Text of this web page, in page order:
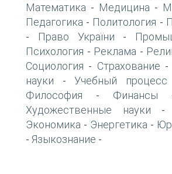
Математика - Медицина -
Педагогика - Политология -
- Право України -
Психология - Реклама -
Социология - Страхование -
науки - Учебный процесс
Философия - Финансы
Художественные науки -
Экономика - Энергетика -
- Языкознание -